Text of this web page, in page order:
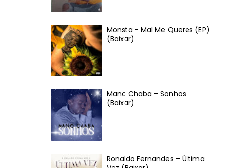
Monsta - Mal Me Queres (EP)
(Baixar)
Mano Chaba – Sonhos
(Baixar)
Ronaldo Fernandes – Última